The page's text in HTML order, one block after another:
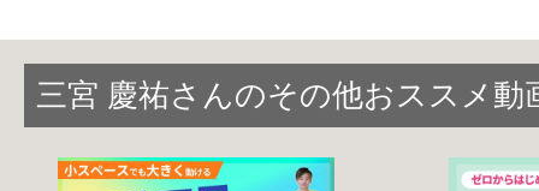
今回はよくある足技を組み合わせたス
で、背面実演やワンポイントも充実し
初中級レベルを始めたばかりの方にも
スです。
三宮 慶祐さんのその他おススメ動